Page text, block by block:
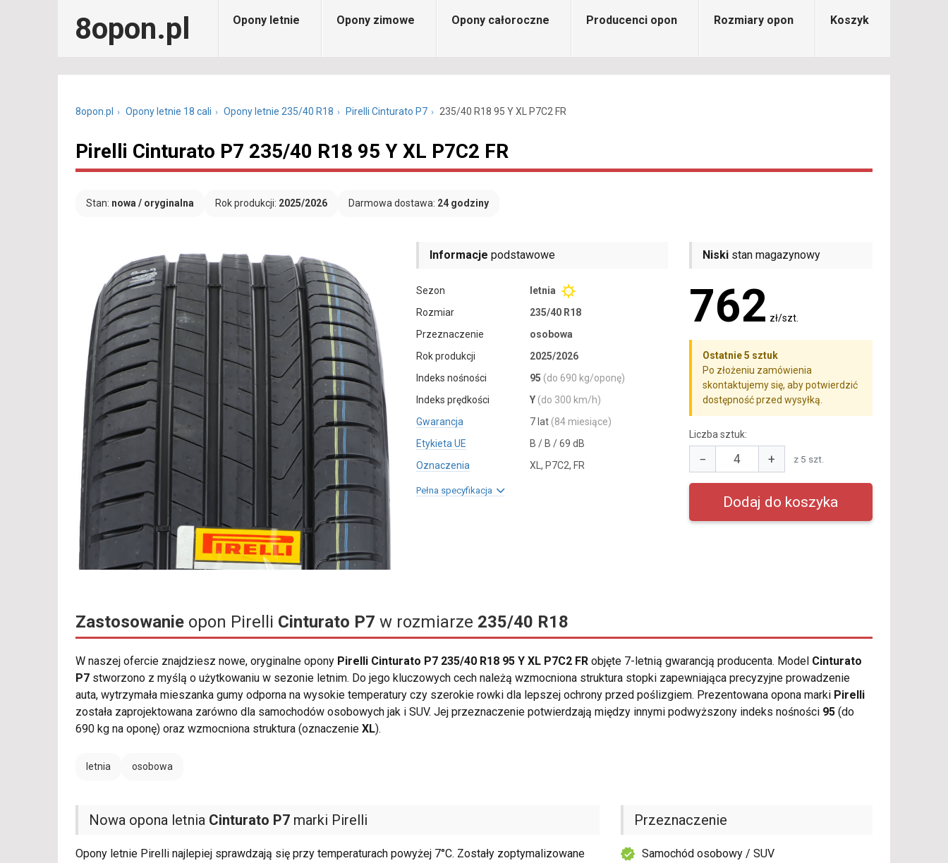
8opon.pl Opony letnie Opony zimowe Opony całoroczne Producenci opon Rozmiary opon Koszyk
8opon.pl Opony letnie 18 cali Opony letnie 235/40 R18 Pirelli Cinturato P7 235/40 R18 95 Y XL P7C2 FR
Pirelli Cinturato P7 235/40 R18 95 Y XL P7C2 FR
Stan: nowa / oryginalna Rok produkcji: 2025/2026 Darmowa dostawa: 24 godziny
Informacje podstawowe
Sezon
letnia
Rozmiar
235/40 R18
Przeznaczenie
osobowa
Rok produkcji
2025/2026
Indeks nośności
95 (do 690 kg/oponę)
Indeks prędkości
Y (do 300 km/h)
Gwarancja
7 lat (84 miesiące)
Etykieta UE
B / B / 69 dB
Oznaczenia
XL, P7C2, FR
Pełna specyfikacja
Niskistan magazynowy
762 zł/szt.
Ostatnie 5 sztuk
Po złożeniu zamówienia
skontaktujemy się, aby potwierdzić
dostępność przed wysyłką.
Liczba sztuk:
− + z 5 szt.
Zastosowanie opon Pirelli Cinturato P7 w rozmiarze 235/40 R18
W naszej ofercie znajdziesz nowe, oryginalne opony Pirelli Cinturato P7 235/40 R18 95 Y XL P7C2 FR objęte 7-letnią gwarancją producenta. Model Cinturato
P7 stworzono z myślą o użytkowaniu w sezonie letnim. Do jego kluczowych cech należą wzmocniona struktura stopki zapewniająca precyzyjne prowadzenie
auta, wytrzymała mieszanka gumy odporna na wysokie temperatury czy szerokie rowki dla lepszej ochrony przed poślizgiem. Prezentowana opona marki Pirelli
została zaprojektowana zarówno dla samochodów osobowych jak i SUV. Jej przeznaczenie potwierdzają między innymi podwyższony indeks nośności 95 (do
690 kg na oponę) oraz wzmocniona struktura (oznaczenie XL).
letnia osobowa
Nowa opona letnia Cinturato P7 marki Pirelli
Opony letnie Pirelli najlepiej sprawdzają się przy temperaturach powyżej 7°C. Zostały zoptymalizowane
Przeznaczenie
Samochód osobowy / SUV